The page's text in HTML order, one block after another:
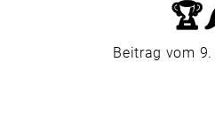
Beitrag vom